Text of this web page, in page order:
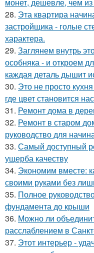
монет, дешевле, чем
28. Эта квартира
застройщика - голые
характера.
29. Заглянем внутрь
особняка - и откроем
каждая деталь дышит
30. Это не просто
где цвет становится
31. Ремонт дома в
32. Ремонт в старом
руководство для
33. Самый доступный
ущерба качеству
34. Экономим вместе:
своими руками без
35. Полное
фундамента до крыши
36. Можно ли
расслаблением в
37. Этот интерьер -